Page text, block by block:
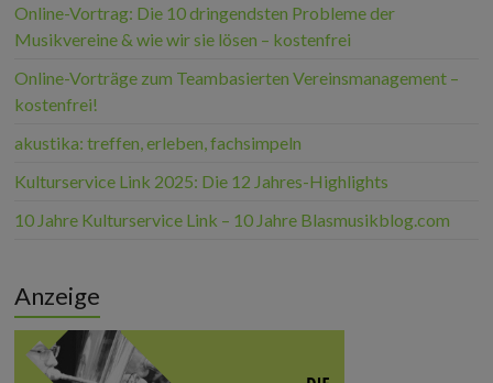
Online-Vortrag: Die 10 dringendsten Probleme der
Musikvereine & wie wir sie lösen – kostenfrei
Online-Vorträge zum Teambasierten Vereinsmanagement –
kostenfrei!
akustika: treffen, erleben, fachsimpeln
Kulturservice Link 2025: Die 12 Jahres-Highlights
10 Jahre Kulturservice Link – 10 Jahre Blasmusikblog.com
Anzeige